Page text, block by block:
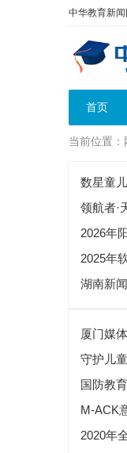
中华教育新
首页
当前位置：
数星童
领航者·
2026年
2025年
湖南新
厦门媒
守护儿
国防教
M-ACK
2020年